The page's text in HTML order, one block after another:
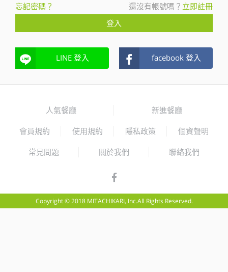
忘記密碼？
還沒有帳號嗎？ 立即註冊
登入
LINE 登入 facebook 登入
人氣餐廳 新進餐廳
會員規約 使用規約 隱私政策 個資聲明
常見問題 關於我們 聯絡我們
Copyright © 2018 MITACHIKARI, Inc.All Rights Reserved.